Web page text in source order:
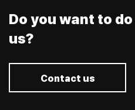
Do you want to
us?
Contact us